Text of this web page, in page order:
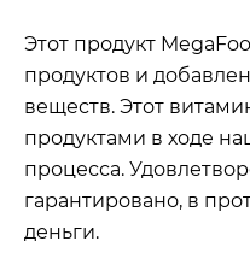
Этот продукт
продуктов и
веществ. Этот
продуктами в ходе
процесса.
гарантировано, в
деньги.